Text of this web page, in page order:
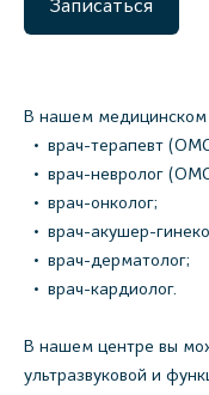
В нашем медицинском
врач-терапевт
врач-невролог
врач-онколог;
врач-акушер-
врач-дерматолог;
врач-кардиолог.
В нашем центре вы
ультразвуковой и